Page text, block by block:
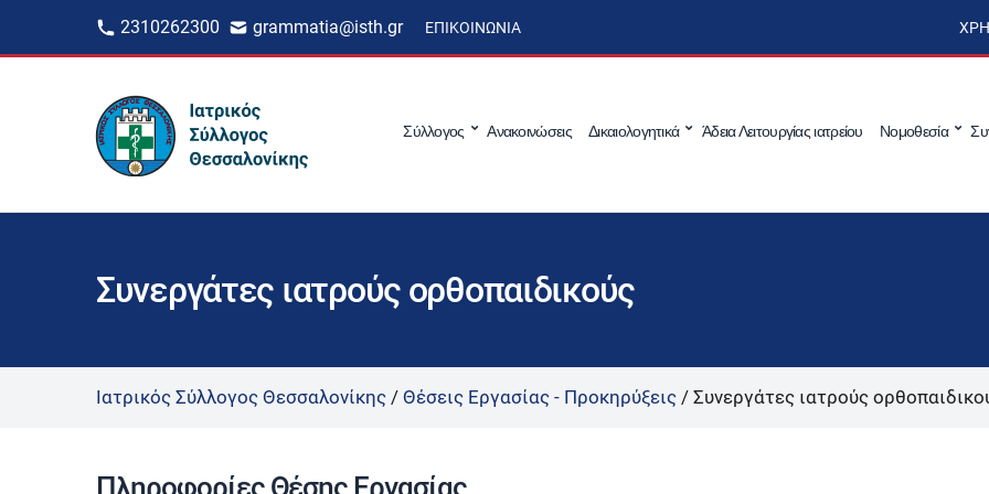
2310262300 grammatia@isth.gr ΕΠΙΚΟΙΝΩΝΊΑ
Σύλλογος Ανακοινώσεις Δικαιολογητικά Άδεια Λειτουργίας ιατρείου Νομοθεσία
Συνεργάτες ιατρούς ορθοπαιδικούς
Ιατρικός Σύλλογος Θεσσαλονίκης / Θέσεις Εργασίας - Προκηρύξεις / Συνεργάτες ιατρούς
Πληροφορίες Θέσης Εργασίας